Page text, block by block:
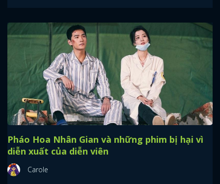
Pháo Hoa Nhân Gian và những phim bị hại vì
diễn xuất của diễn viên
Carole